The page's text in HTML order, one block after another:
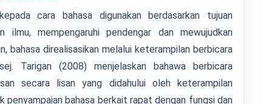
cara bahasa digunakan berdasarkan tujuan
ilmu, mempengaruhi pendengar dan mewujudkan
bahasa direalisasikan melalui keterampilan berbicara
Tarigan (2008) menjelaskan bahawa berbicara
secara lisan yang didahului oleh keterampilan
penyampaian bahasa berkait rapat dengan fungsi dan